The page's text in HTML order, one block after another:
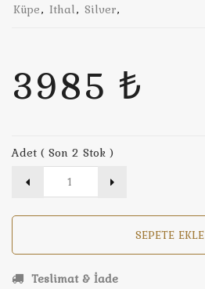
Küpe, Ithal, Silver,
3985 ₺
Adet ( Son 2 Stok )
SEPETE EKLE
Teslimat & İade